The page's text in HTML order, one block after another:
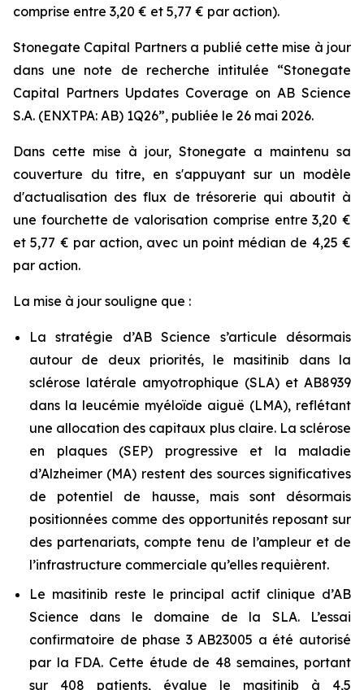
comprise entre 3,20 € et 5,77 € par action).
Stonegate Capital Partners a publié cette mise à jour
dans une note de recherche intitulée “Stonegate
Capital Partners Updates Coverage on AB Science
S.A. (ENXTPA: AB) 1Q26”, publiée le 26 mai 2026.
Dans cette mise à jour, Stonegate a maintenu sa
couverture du titre, en s'appuyant sur un modèle
d'actualisation des flux de trésorerie qui aboutit à
une fourchette de valorisation comprise entre 3,20 €
et 5,77 € par action, avec un point médian de 4,25 €
par action.
La mise à jour souligne que :
La stratégie d’AB Science s’articule désormais
autour de deux priorités, le masitinib dans la
sclérose latérale amyotrophique (SLA) et AB8939
dans la leucémie myéloïde aiguë (LMA), reflétant
une allocation des capitaux plus claire. La sclérose
en plaques (SEP) progressive et la maladie
d’Alzheimer (MA) restent des sources significatives
de potentiel de hausse, mais sont désormais
positionnées comme des opportunités reposant sur
des partenariats, compte tenu de l’ampleur et de
l’infrastructure commerciale qu’elles requièrent.
Le masitinib reste le principal actif clinique d’AB
Science dans le domaine de la SLA. L’essai
confirmatoire de phase 3 AB23005 a été autorisé
par la FDA. Cette étude de 48 semaines, portant
sur 408 patients, évalue le masitinib à 4,5